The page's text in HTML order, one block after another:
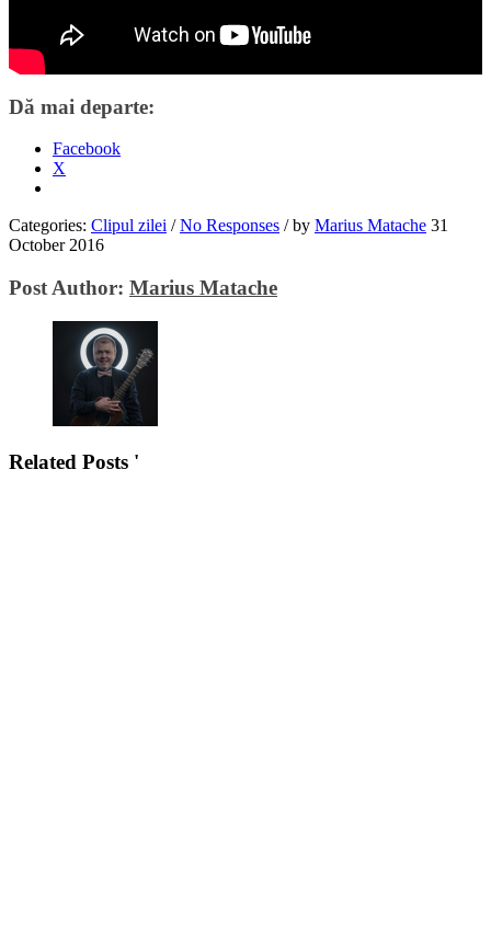
Dă mai departe:
Facebook
X
Categories: Clipul zilei / No Responses /by Marius Matache 31
October 2016
Post Author: Marius Matache
Related Posts '